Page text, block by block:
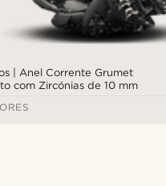
| Anel Corrente Grumet
com Zircónias de 10 mm